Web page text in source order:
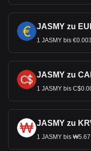
JASMY zu
1 JASMY bis
JASMY zu
1 JASMY bis
JASMY zu
1 JASMY bis